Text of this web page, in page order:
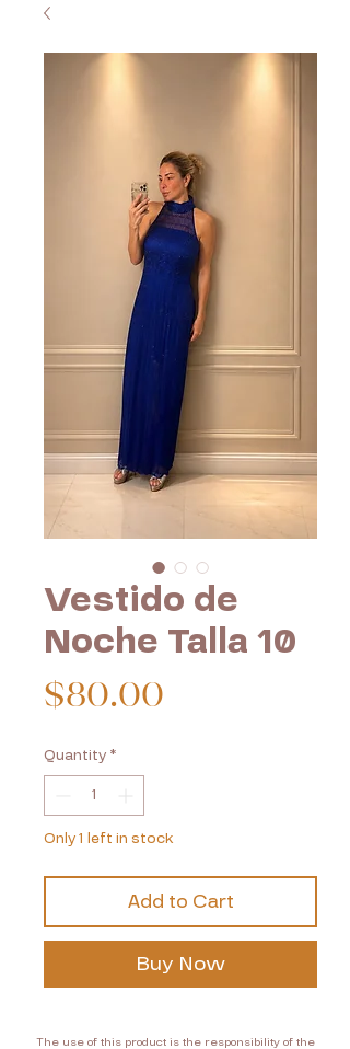
Vestido de
Noche Talla 10
$80.00
Quantity *
Only 1 left in stock
Add to Cart
Buy Now
The use of this product is the responsibility of the